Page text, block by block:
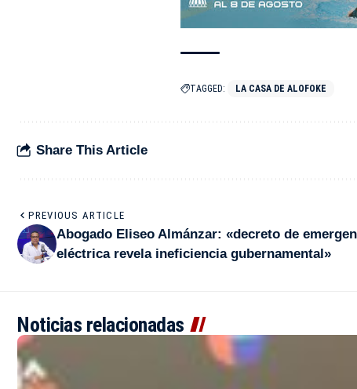
TAGGED: LA CASA DE ALOFOKE
Share This Article
PREVIOUS ARTICLE
Abogado Eliseo Almánzar: «decreto de
eléctrica revela ineficiencia gubernamental»
Noticias relacionadas